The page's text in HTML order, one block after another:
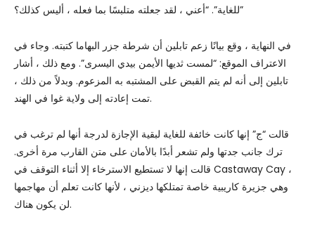
للغاية”. “أعني ، لقد جعلته متلبسًا بما فعله ، أليس كذلك؟”
في النهاية ، وقع بيانًا زعم تابلين أن شرطة جزر البهاما كتبته. وجاء في
الاعتراف الموقع: “لمست ثديها الأيمن بيدي اليسرى”. ومع ذلك ، أشار
تابلين إلى أنه لم يتم القبض على المشتبه به المزعوم. وبدلاً من ذلك ،
تمت إعادته إلى ولاية غوا في الهند.
قالت “ج” إنها كانت خائفة للغاية لبقية الإجازة لدرجة أنها لم ترغب في
ترك جانب جدتها ولم تشعر أبدًا بالأمان على متن القارب مرة أخرى.
قالت إنها لا تستطيع الاسترخاء إلا أثناء التوقف في Castaway Cay ،
وهي جزيرة كاريبية خاصة تمتلكها ديزني ، لأنها كانت تعلم أن مهاجمها
لن يكون هناك.